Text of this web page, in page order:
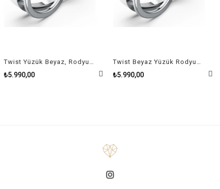
Twist Yüzük Beyaz, Rodyum kaplama Size 50
₺5.990,00
Twist Beyaz Yüzük Rodyum Kaplama Size 58
₺5.990,00